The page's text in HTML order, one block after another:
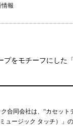
情報
をモチーフにした
合同会社は、“カセッ
ュージック タッチ）」